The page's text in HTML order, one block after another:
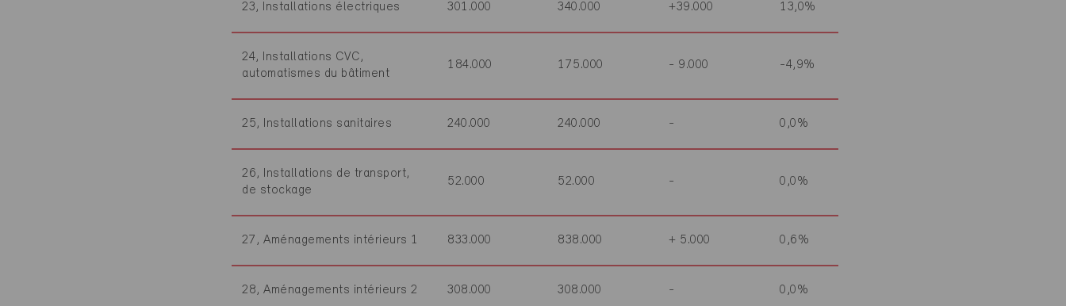
23, Installations électriques 301.000 340.000 +39.000 13,0%
24, Installations CVC,
automatismes du bâtiment
184.000 175.000 - 9.000 -4,9%
25, Installations sanitaires 240.000 240.000 - 0,0%
26, Installations de transport,
de stockage
52.000 52.000 - 0,0%
27, Aménagements intérieurs 1 833.000 838.000 + 5.000 0,6%
28, Aménagements intérieurs 2 308.000 308.000 - 0,0%